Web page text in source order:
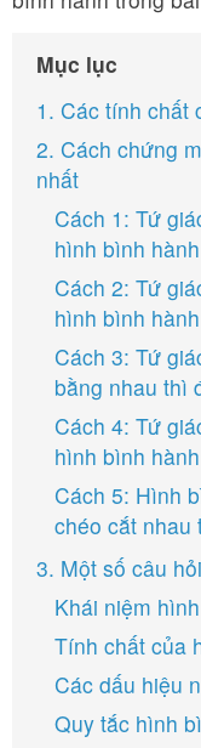
Mục lục
1. Các tính chất
2. Cách chứng
nhất
Cách 1: Tứ
hình bình hành
Cách 2: Tứ
hình bình hành
Cách 3: Tứ
bằng nhau thì
Cách 4: Tứ
hình bình hành
Cách 5: Hình
chéo cắt nhau
3. Một số câu
Khái niệm
Tính chất của
Các dấu hiệu
Quy tắc hình